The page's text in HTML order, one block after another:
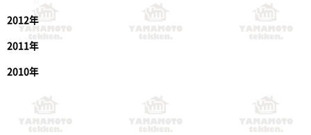
2012年
2011年
2010年